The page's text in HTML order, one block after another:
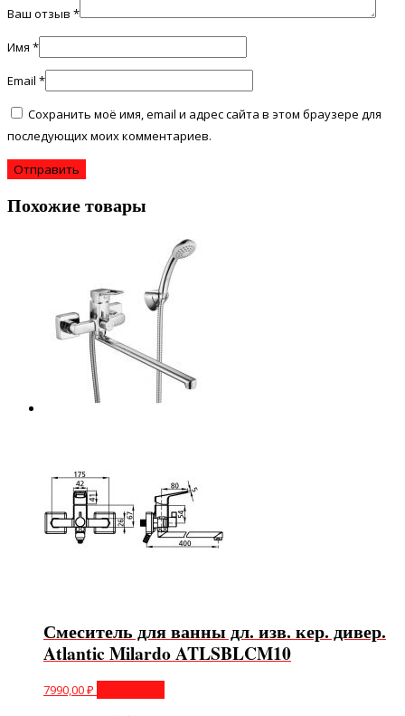
Ваш отзыв *
Имя *
Email *
Сохранить моё имя, email и адрес сайта в этом браузере для
последующих моих комментариев.
Похожие товары
Смеситель для ванны дл. изв. кер. дивер.
Atlantic Milardo ATLSBLCM10
7990,00₽